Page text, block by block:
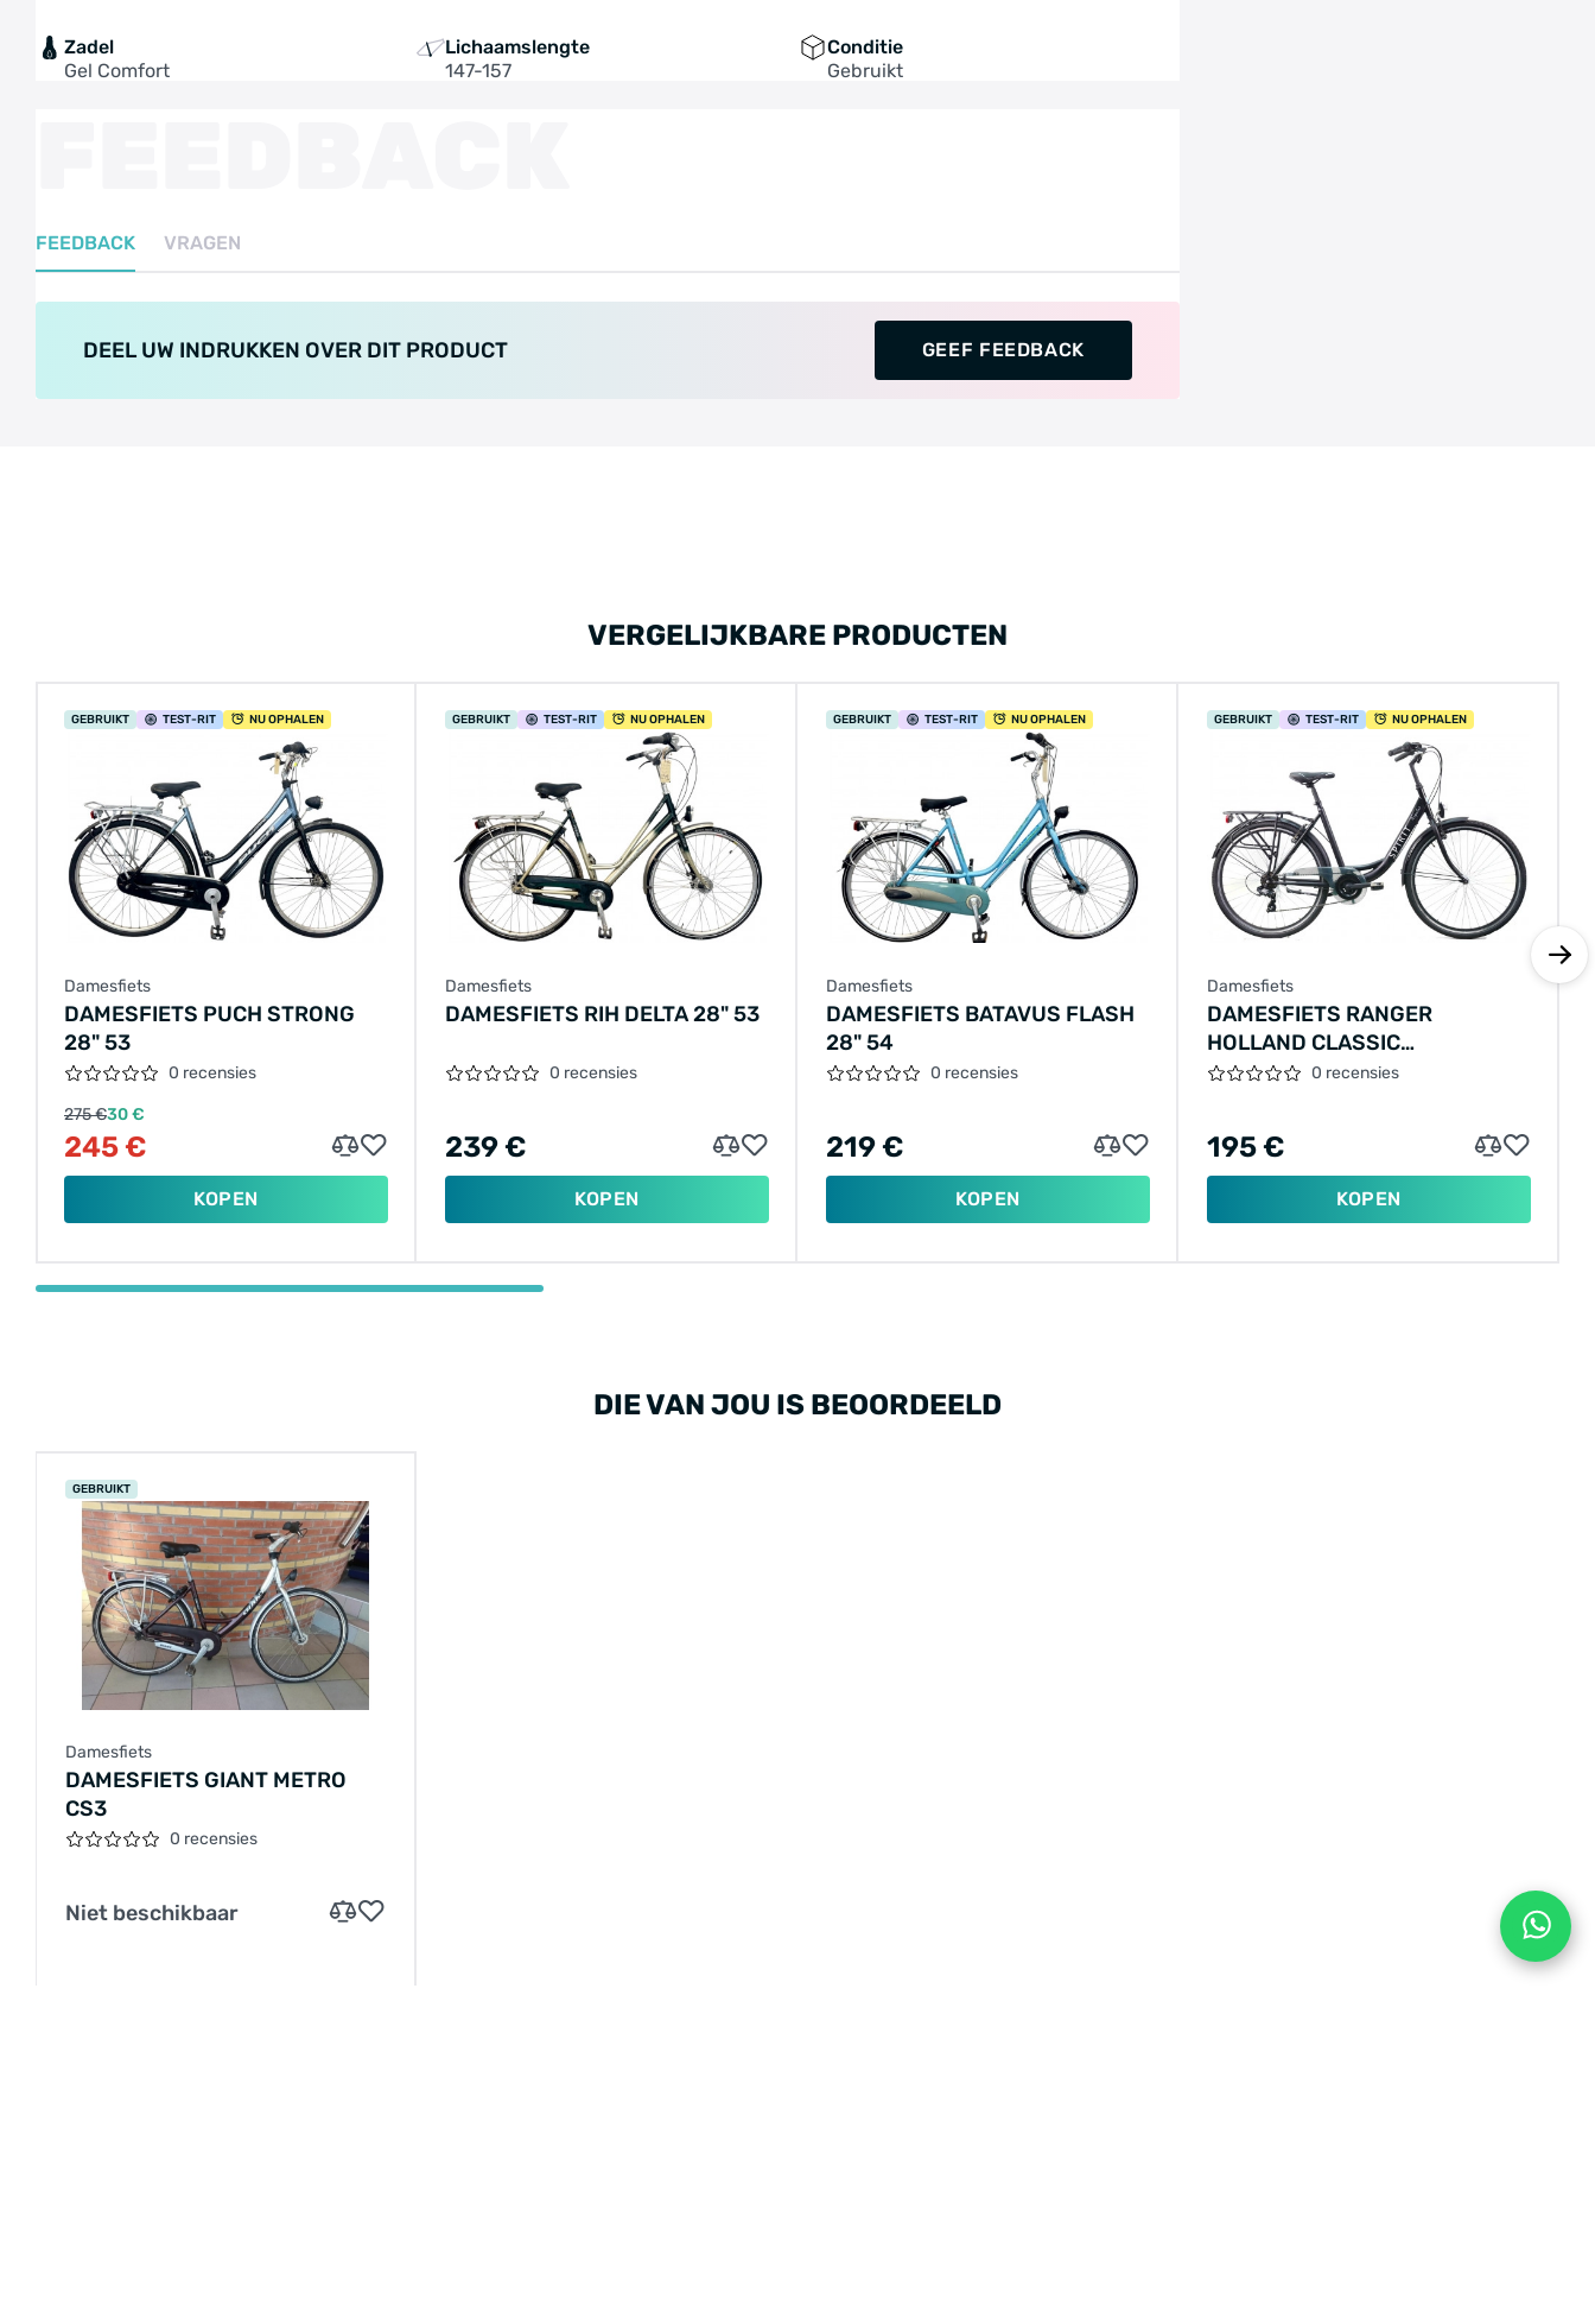
Zadel
Gel Comfort
Lichaamslengte
147-157
Conditie
Gebruikt
FEEDBACK VRAGEN
DEEL UW INDRUKKEN OVER DIT PRODUCT GEEF FEEDBACK
VERGELIJKBARE PRODUCTEN
GEBRUIKT TEST-RIT NU OPHALEN
Damesfiets
DAMESFIETS PUCH STRONG
28" 53
0 recensies
275 €30 €
245 €
KOPEN
GEBRUIKT TEST-RIT NU OPHALEN
Damesfiets
DAMESFIETS RIH DELTA 28" 53
0 recensies
239 €
KOPEN
GEBRUIKT TEST-RIT NU OPHALEN
Damesfiets
DAMESFIETS BATAVUS FLASH
28" 54
0 recensies
219 €
KOPEN
GEBRUIKT TEST-RIT NU OPHALEN
Damesfiets
DAMESFIETS RANGER
HOLLAND CLASSIC
26"/53CM/ZWART
0 recensies
195 €
KOPEN
DIE VAN JOU IS BEOORDEELD
GEBRUIKT
Damesfiets
DAMESFIETS GIANT METRO
CS3
0 recensies
Niet beschikbaar